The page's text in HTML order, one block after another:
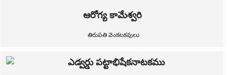
ఆరోగ్య కామేశ్వరి
తిరుపతి వెంకటకవులు